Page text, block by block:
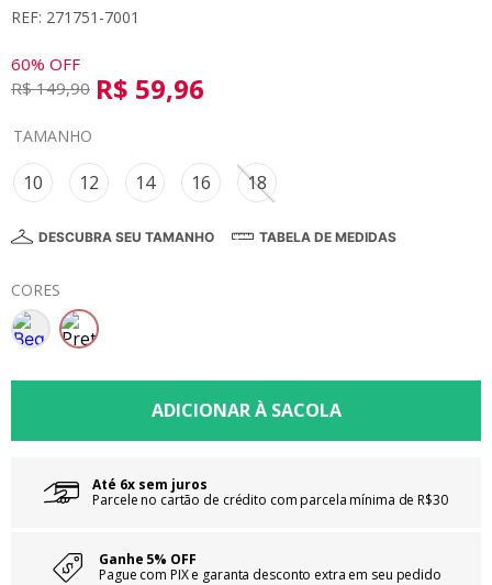
REF: 271751-7001
60% OFF
R$ 149,90 R$ 59,96
TAMANHO
10 12 14 16 18
DESCUBRA SEU TAMANHO TABELA DE MEDIDAS
CORES
Até 6x sem juros
Parcele no cartão de crédito com parcela mínima de R$30
Ganhe 5% OFF
Pague com PIX e garanta desconto extra em seu pedido
8º
calça
9º
10º colorittá